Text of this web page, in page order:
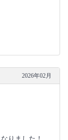
2026年02月